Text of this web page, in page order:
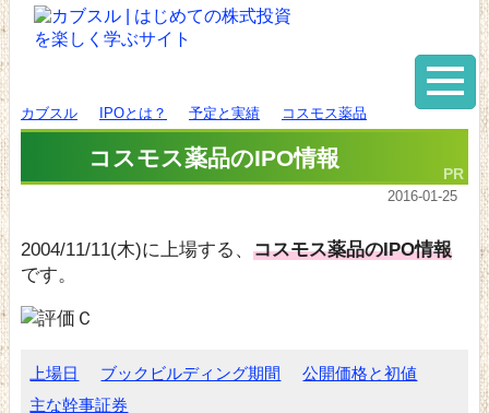
カブスル IPOとは？ 予定と実績 コスモス薬品
コスモス薬品のIPO情報
2016-01-25
2004/11/11(木)に上場する、 コスモス薬品のIPO情報
です。
上場日 ブックビルディング期間
公開価格と初値
主な幹事証券